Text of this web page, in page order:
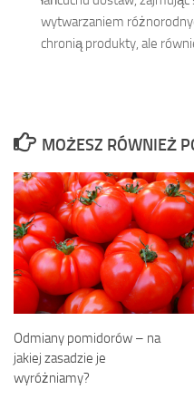
wytwarzaniem
chronią produkty, ale
MOŻESZ RÓWNIEŻ
Odmiany pomidorów – na
jakiej zasadzie je
wyróżniamy?